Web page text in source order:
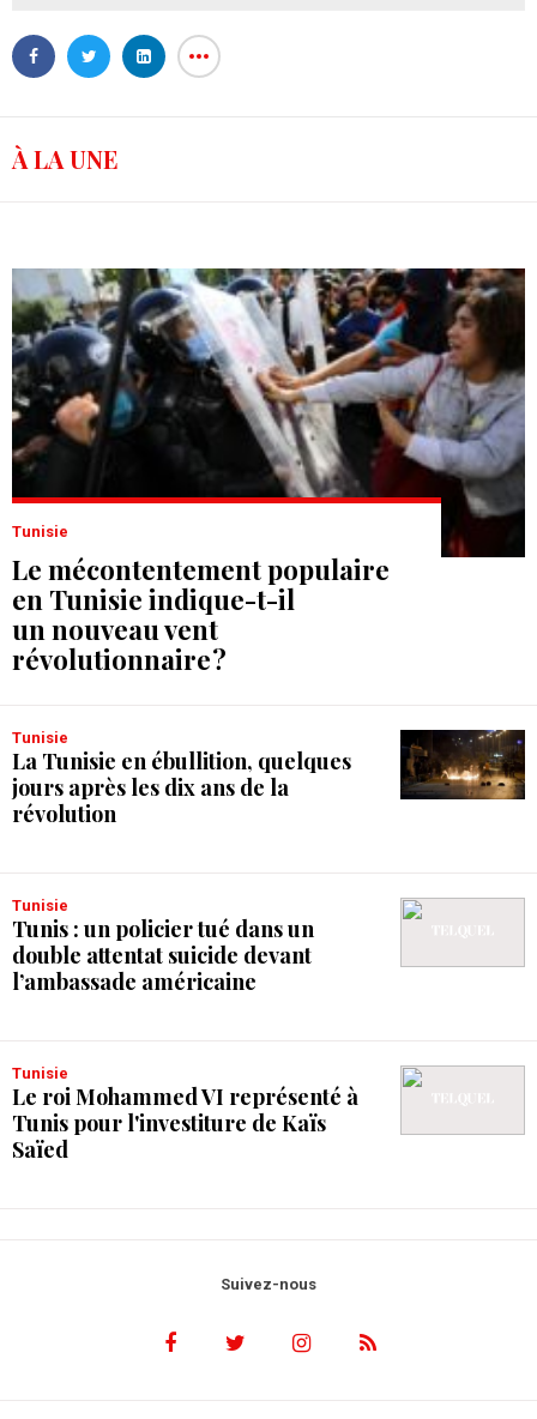
À LA UNE
Tunisie
Le mécontentement populaire
en Tunisie indique-t-il
un nouveau vent
révolutionnaire ?
Tunisie
La Tunisie en ébullition, quelques
jours après les dix ans de la
révolution
Tunisie
Tunis : un policier tué dans un
double attentat suicide devant
l’ambassade américaine
Tunisie
Le roi Mohammed VI représenté à
Tunis pour l'investiture de Kaïs
Saïed
Suivez-nous